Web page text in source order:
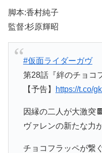
脚本:香村純子
監督:杉原輝昭
#仮面ライダーガヴ
第28話『絆のチョコ
【予告】
https://t.co/
因縁の二人が大激突
ヴァレンの新たな力
チョコフラッペが繋